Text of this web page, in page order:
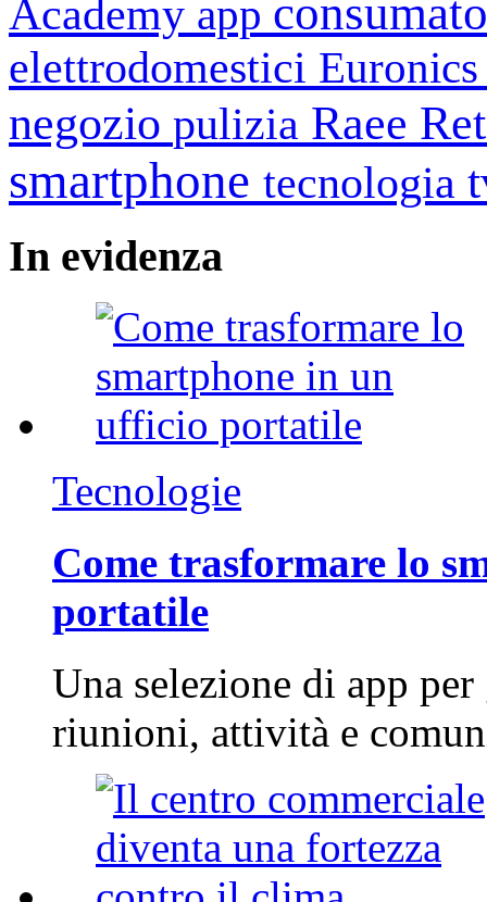
Academy app
elettrodomestici
negozio pulizia Raee
smartphone tecnologia
In evidenza
Tecnologie
Come trasformare lo
portatile
Una selezione di app
riunioni, attività e